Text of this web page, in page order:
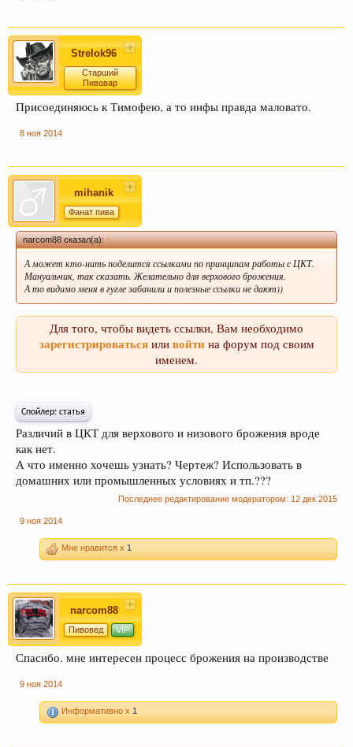
Если Вам нравится наш сайт, форум и
интернет-магазин, пожалуйста, поделитесь
самым нас станет больше :) Спасибо!
Любое общение, которое не по-теме ПРОШУ
переносить вчат.
При приеме пива у мужчин выделяется гормон
дофамин, отвечающий за чувство
вызывает только вкус пива, независимо от того,
при отсутствии алкоголя.
Пиво богато антиоксидантами, которые
приходят из хмеля и солода, из которых оно
Strelok96
Старший
Пивовар
Присоединяюсь к Тимофею, а то инфы правда маловато.
8 ноя 2014
mihanik
Фанат пива
narcom88 сказал(а):↑
А может кто-нить поделится ссылками по принципам работы с ЦКТ.
Мануальчик, так сказать. Желательно для верхового брожения.
А то видимо меня в гугле забанили и полезные ссылки не дают))
Для того, чтобы видеть ссылки, Вам необходимо
зарегистрироватьсяили войтина форум под своим
именем.
Спойлер: статья
Различий в ЦКТ для верхового и низового брожения вроде
как нет.
А что именно хочешь узнать? Чертеж? Использовать в
домашних или промышленных условиях и тп.???
Последнее редактирование модератором: 12 дек 2015
9 ноя 2014
Мне нравится x 1
narcom88
Пивовед VIP
Спасибо. мне интересен процесс брожения на производстве
9 ноя 2014
Информативно x 1